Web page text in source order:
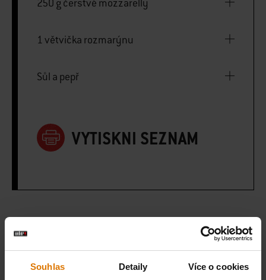
Souhlas Detaily Více o cookies
250 g čerstvé mozzarelly
1 větvička rozmarýnu
Sůl a pepř
VYTISKNI SEZNAM
Doporučené nástroje